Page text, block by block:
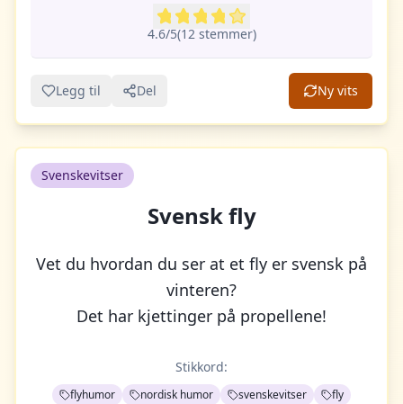
4.6/5(12stemmer)
Legg til Del Ny vits
Svenskevitser
Svensk fly
Vet du hvordan du ser at et fly er svensk på
vinteren?
Det har kjettinger på propellene!
Stikkord:
flyhumor nordisk humor svenskevitser fly